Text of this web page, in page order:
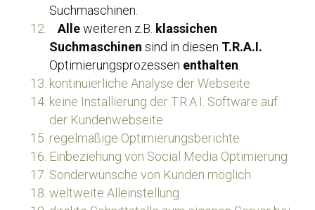
Suchmaschinen.
Alle weiteren z.B. klassichen
Suchmaschinen sind in diesen
Optimierungsprozessen enthalten
kontinuierliche Analyse der Webseite
keine Installierung der T.R.A.I. Software auf
der Kundenwebseite
regelmäßige Optimierungsberichte
Einbeziehung von Social Media Optimierung
Sonderwünsche von Kunden möglich
weltweite Alleinstellung